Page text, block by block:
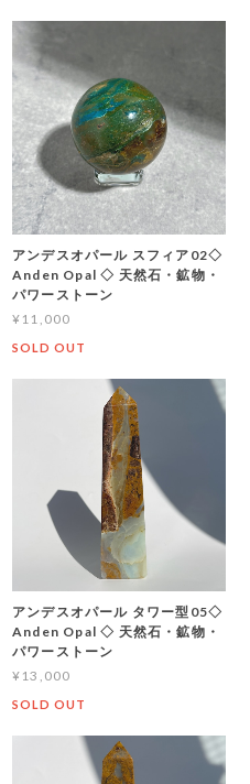
アンデスオパール スフィア02◇
Anden Opal ◇ 天然石・鉱物・
パワーストーン
¥11,000
SOLD OUT
アンデスオパール タワー型05◇
Anden Opal ◇ 天然石・鉱物・
パワーストーン
¥13,000
SOLD OUT